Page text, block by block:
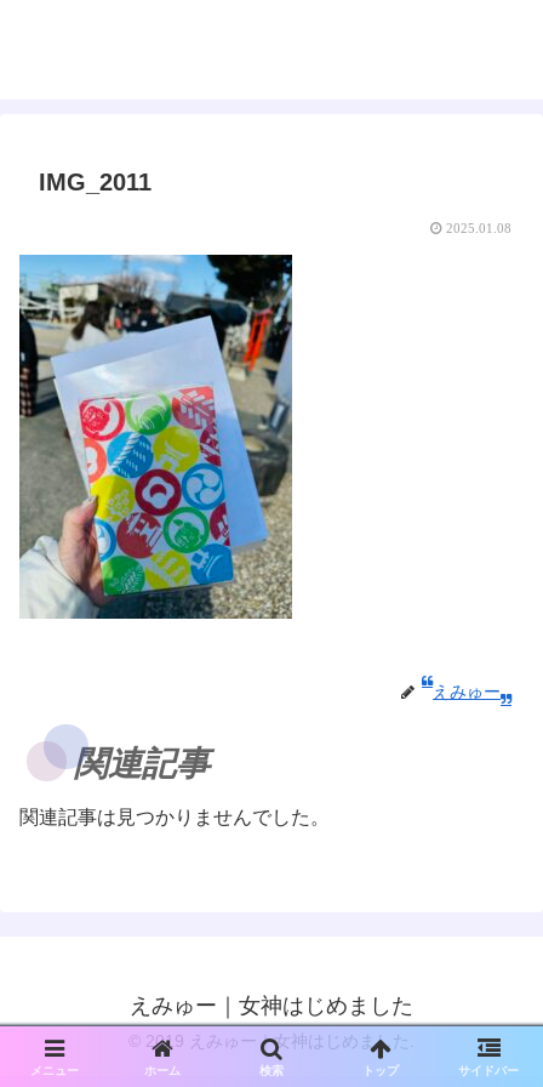
IMG_2011
2025.01.08
えみゅー
関連記事
関連記事は見つかりませんでした。
えみゅー｜女神はじめました
© 2019 えみゅー｜女神はじめました.
メニュー ホーム 検索 トップ サイドバー